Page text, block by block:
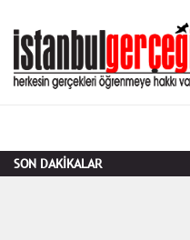
SON DAKİKALAR